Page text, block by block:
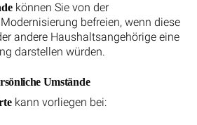
können Sie von der
befreien, wenn diese
andere Haushaltsangehörige eine
darstellen würden.
Umstände
kann vorliegen bei: